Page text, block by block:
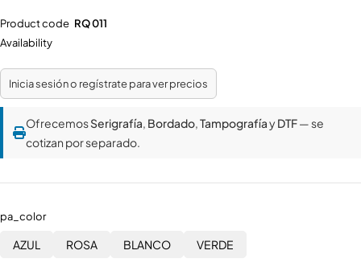
Product code RQ 011
Availability
Inicia sesión o regístrate para ver precios
OfrecemosSerigrafía, Bordado,TampografíayDTF— se
cotizan por separado.
pa_color
AZUL ROSA BLANCO VERDE